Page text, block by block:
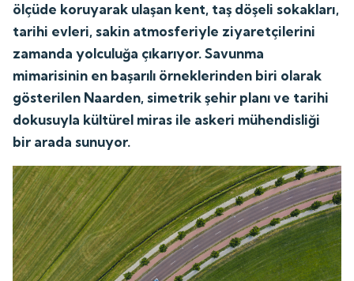
ölçüde koruyarak ulaşan kent, taş döşeli sokakları,
tarihi evleri, sakin atmosferiyle ziyaretçilerini
zamanda yolculuğa çıkarıyor. Savunma
mimarisinin en başarılı örneklerinden biri olarak
gösterilen Naarden, simetrik şehir planı ve tarihi
dokusuyla kültürel miras ile askeri mühendisliği
bir arada sunuyor.